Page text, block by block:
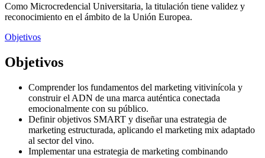
Como Microcredencial Universitaria, la titulación tiene validez y
reconocimiento en el ámbito de la Unión Europea.
Objetivos
Objetivos
Comprender los fundamentos del marketing vitivinícola y
construir el ADN de una marca auténtica conectada
emocionalmente con su público.
Definir objetivos SMART y diseñar una estrategia de
marketing estructurada, aplicando el marketing mix adaptado
al sector del vino.
Implementar una estrategia de marketing combinando